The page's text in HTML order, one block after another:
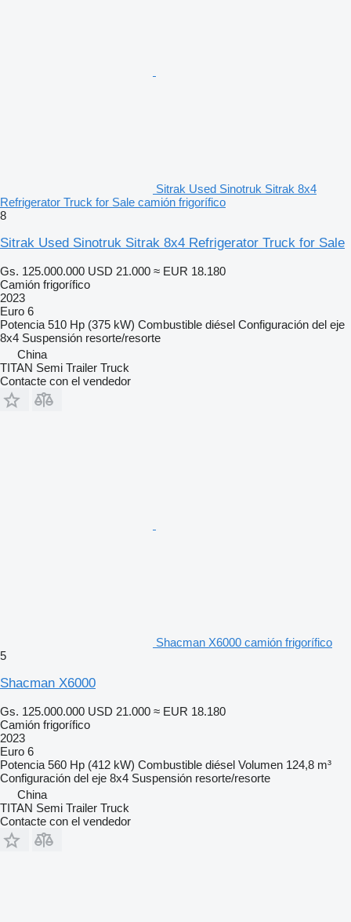
Sitrak Used Sinotruk Sitrak 8x4
Refrigerator Truck for Sale camión frigorífico
8
Sitrak Used Sinotruk Sitrak 8x4 Refrigerator Truck for Sale
Gs. 125.000.000 USD 21.000 ≈ EUR 18.180
Camión frigorífico
2023
Euro 6
Potencia 510 Hp (375 kW) Combustible diésel Configuración del eje
8x4 Suspensión resorte/resorte
China
TITAN Semi Trailer Truck
Contacte con el vendedor
Shacman X6000 camión frigorífico
5
Shacman X6000
Gs. 125.000.000 USD 21.000 ≈ EUR 18.180
Camión frigorífico
2023
Euro 6
Potencia 560 Hp (412 kW) Combustible diésel Volumen 124,8 m³
Configuración del eje 8x4 Suspensión resorte/resorte
China
TITAN Semi Trailer Truck
Contacte con el vendedor